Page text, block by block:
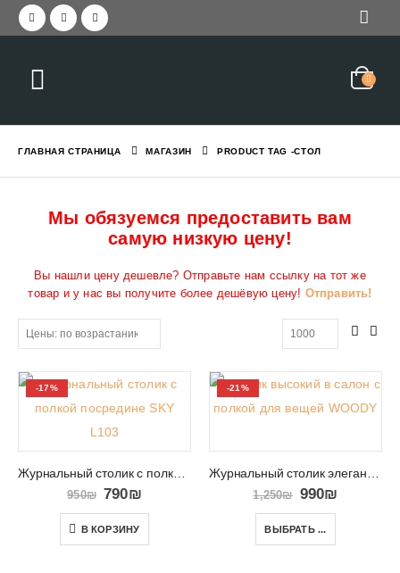
ГЛАВНАЯ СТРАНИЦА МАГАЗИН PRODUCT TAG -СТОЛ
Мы обязуемся предоставить вам
самую низкую цену!
Вы нашли цену дешевле? Отправьте нам ссылку на тот же
товар и у нас вы получите более дешёвую цену! Отправить!
-17%
Журнальный столик с полкой посредине SKY L103
950₪ 790₪
В КОРЗИНУ
-21%
1,250₪ 990₪
ВЫБРАТЬ ...